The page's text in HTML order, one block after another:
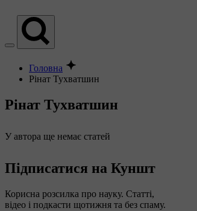
Головна
Рінат Тухватшин
Рінат Тухватшин
У автора ще немає статей
Підписатися на Куншт
Корисна розсилка про науку. Статті,
відео і подкасти щотижня та без спаму.